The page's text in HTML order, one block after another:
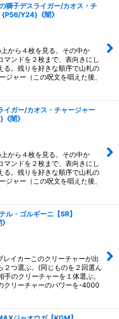
獅子デスライガー/カオス・チ
{P56/Y24}《闇》
から４枚を見る。その中か
マンドを２枚まで、表向きにし
る。残りを好きな順序で山札の
ジャー（この呪文を唱えた後、
イガー/カオス・チャージャー
闇》
から４枚を見る。その中か
マンドを２枚まで、表向きにし
る。残りを好きな順序で山札の
ジャー（この呪文を唱えた後、
ル・ゴルギーニ【SR】
レイカーこのクリーチャーが出
２つ選ぶ。(同じものを２回選ん
のクリーチャーを１体選ぶ。
クリーチャーのパワーを-4000